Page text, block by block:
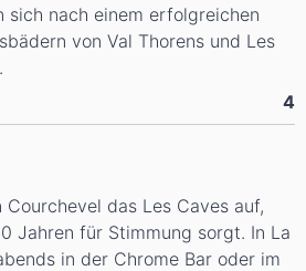
sich nach einem erfolgreichen
von Val Thorens und Les
4
das Les Caves auf,
Jahren für Stimmung sorgt. In La
in der Chrome Bar oder im